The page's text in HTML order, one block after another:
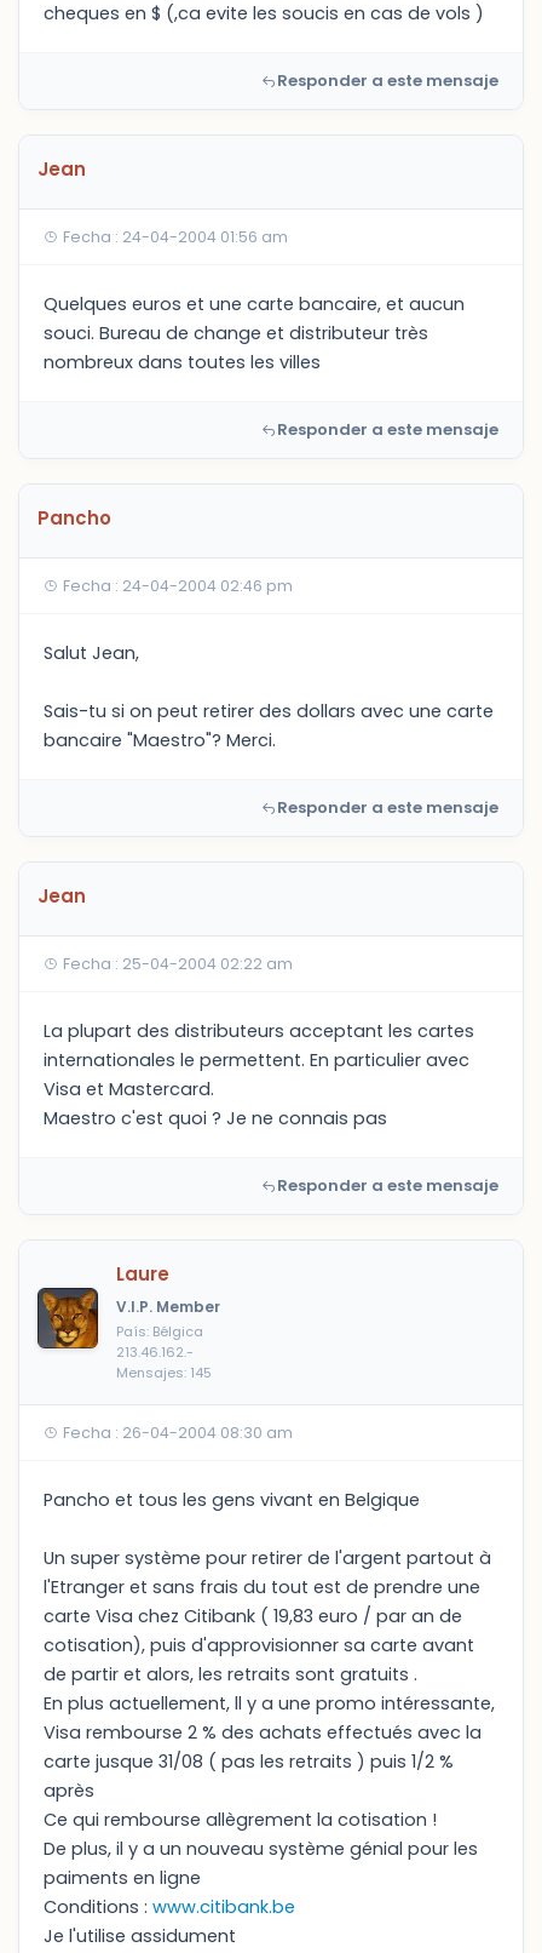
cheques en $ (,ca evite les soucis en cas de vols )
Responder a este mensaje
Jean
Fecha : 24-04-2004 01:56 am
Quelques euros et une carte bancaire, et aucun
souci. Bureau de change et distributeur très
nombreux dans toutes les villes
Responder a este mensaje
Pancho
Fecha : 24-04-2004 02:46 pm
Salut Jean,
Sais-tu si on peut retirer des dollars avec une carte
bancaire "Maestro"? Merci.
Responder a este mensaje
Jean
Fecha : 25-04-2004 02:22 am
La plupart des distributeurs acceptant les cartes
internationales le permettent. En particulier avec
Visa et Mastercard.
Maestro c'est quoi ? Je ne connais pas
Responder a este mensaje
Laure
V.I.P. Member
País: Bélgica
213.46.162.-
Mensajes: 145
Fecha : 26-04-2004 08:30 am
Pancho et tous les gens vivant en Belgique
Un super système pour retirer de l'argent partout à
l'Etranger et sans frais du tout est de prendre une
carte Visa chez Citibank ( 19,83 euro / par an de
cotisation), puis d'approvisionner sa carte avant
de partir et alors, les retraits sont gratuits .
En plus actuellement, ll y a une promo intéressante,
Visa rembourse 2 % des achats effectués avec la
carte jusque 31/08 ( pas les retraits ) puis 1/2 %
après
Ce qui rembourse allègrement la cotisation !
De plus, il y a un nouveau système génial pour les
paiments en ligne
Conditions : www.citibank.be
Je l'utilise assidument